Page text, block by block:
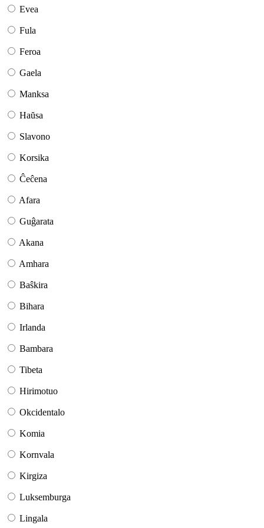
Evea
Fula
Feroa
Gaela
Manksa
Haŭsa
Slavono
Korsika
Ĉeĉena
Afara
Guĝarata
Akana
Amhara
Baŝkira
Bihara
Irlanda
Bambara
Tibeta
Hirimotuo
Okcidentalo
Komia
Kornvala
Kirgiza
Luksemburga
Lingala